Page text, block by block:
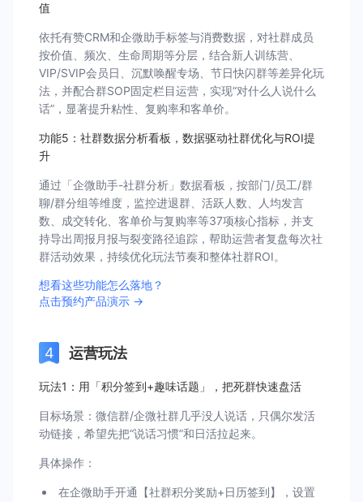
值
依托有赞CRM和企微助手标签与消费数据，对社群成员
按价值、频次、生命周期等分层，结合新人训练营、
VIP/SVIP会员日、沉默唤醒专场、节日快闪群等差异化玩
法，并配合群SOP固定栏目运营，实现“对什么人说什么
话”，显著提升粘性、复购率和客单价。
功能5：社群数据分析看板，数据驱动社群优化与ROI提
升
通过「企微助手-社群分析」数据看板，按部门/员工/群
聊/群分组等维度，监控进退群、活跃人数、人均发言
数、成交转化、客单价与复购率等37项核心指标，并支
持导出周报月报与裂变路径追踪，帮助运营者复盘每次社
群活动效果，持续优化玩法节奏和整体社群ROI。
想看这些功能怎么落地？
点击预约产品演示 →
运营玩法
玩法1：用「积分签到+趣味话题」，把死群快速盘活
目标场景：微信群/企微社群几乎没人说话，只偶尔发活
动链接，希望先把“说话习惯”和日活拉起来。
具体操作：
在企微助手开通【社群积分奖励+日历签到】，设置